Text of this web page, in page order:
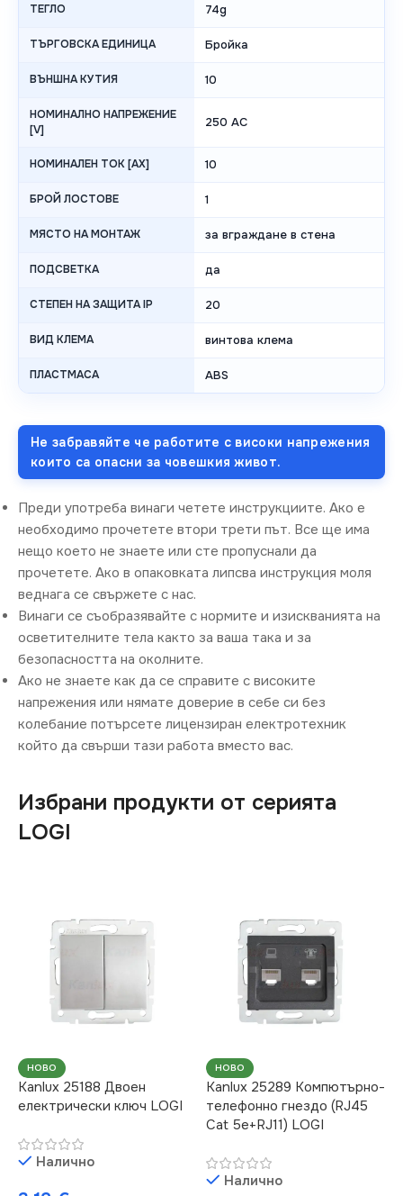
ТЕГЛО 74g
ТЪРГОВСКА ЕДИНИЦА Бройка
ВЪНШНА КУТИЯ 10
НОМИНАЛНО НАПРЕЖЕНИЕ
[V]
250 AC
НОМИНАЛЕН ТОК [AX] 10
БРОЙ ЛОСТОВЕ 1
МЯСТО НА МОНТАЖ за вграждане в стена
ПОДСВЕТКА да
СТЕПЕН НА ЗАЩИТА IP 20
ВИД КЛЕМА винтова клема
ПЛАСТМАСА ABS
Не забравяйте че работите с високи напрежения
които са опасни за човешкия живот.
Преди употреба винаги четете инструкциите. Ако е
необходимо прочетете втори трети път. Все ще има
нещо което не знаете или сте пропуснали да
прочетете. Ако в опаковката липсва инструкция моля
веднага се свържете с нас.
Винаги се съобразявайте с нормите и изискванията на
осветителните тела както за ваша така и за
безопасността на околните.
Ако не знаете как да се справите с високите
напрежения или нямате доверие в себе си без
колебание потърсете лицензиран електротехник
който да свърши тази работа вместо вас.
Избрани продукти от серията
LOGI
НОВО
Kanlux 25188 Двоен
електрически ключ LOGI
Налично
НОВО
Kanlux 25289 Компютърно-
телефонно гнездо (RJ45
Cat 5e+RJ11) LOGI
Налично